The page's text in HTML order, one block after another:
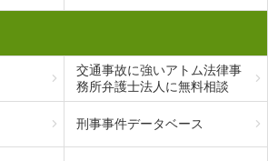
交通事故に強いアトム法律事
務所弁護士法人に無料相談
刑事事件データベース